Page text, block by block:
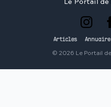
Le Portail
Articles Annuaire
© 2026 Le Portail